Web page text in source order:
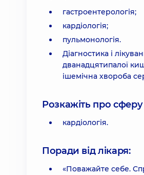
гастроентерологія;
кардіологія;
пульмонологія.
Діагностика і
дванадцятипалої
ішемічна хвороба
Розкажіть про сферу
кардіологія.
Поради від лікаря:
«Поважайте себе.